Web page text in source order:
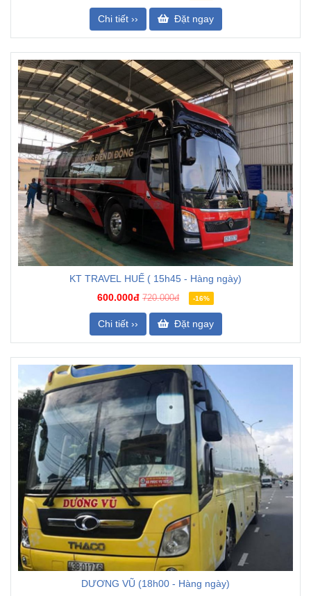
Chi tiết ›› Đặt ngay
KT TRAVEL HUẾ ( 15h45 - Hàng ngày)
600.000đ 720.000đ -16%
Chi tiết ›› Đặt ngay
DƯƠNG VŨ (18h00 - Hàng ngày)